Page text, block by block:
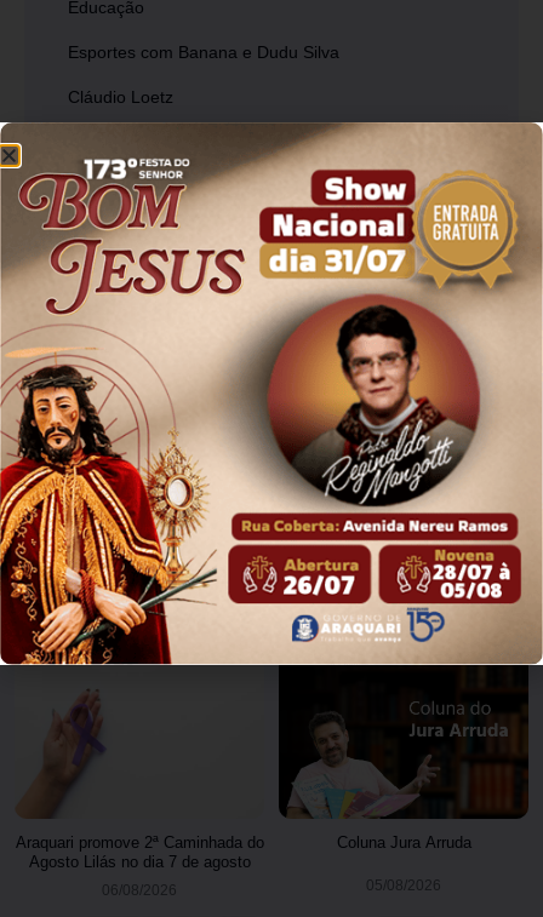
Educação
Esportes com Banana e Dudu Silva
Cláudio Loetz
Mais Notícias
Garuva reforça ações preventivas
diante da previsão de atuação do
El Niño
06/08/2026
Polícia Civil prende quatro pessoas
em operação contra tráfico de
animais silvestres
06/08/2026
Araquari promove 2ª Caminhada do
Agosto Lilás no dia 7 de agosto
06/08/2026
Coluna Jura Arruda
05/08/2026